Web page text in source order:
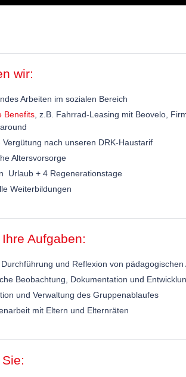
wir:
Arbeiten im sozialen Bereich
Benefits , z.B. Fahrrad-Leasing mit Beovelo,
Vergütung nach unseren DRK-Haustarif
Altersvorsorge
Urlaub + 4 Regenerationstage
Weiterbildungen
Aufgaben:
und Reflexion von pädagogischen
Beobachtung, Dokumentation und
und Verwaltung des Gruppenablaufes
mit Eltern und Elternräten